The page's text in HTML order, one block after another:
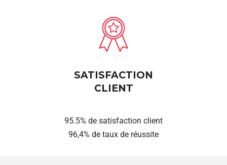
SATISFACTION
CLIENT
95.5% de satisfaction client
96,4% de taux de réussite